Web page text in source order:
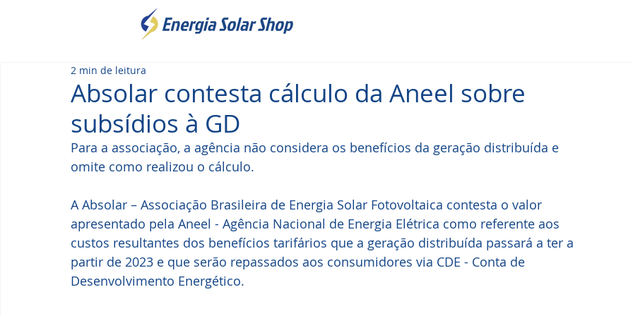
Absolar contesta cálculo da Aneel sobre
subsídios à GD
2 min de leitura
Para a associação, a agência não considera os benefícios da geração distribuída e
omite como realizou o cálculo.
A Absolar – Associação Brasileira de Energia Solar Fotovoltaica contesta o valor
apresentado pela Aneel - Agência Nacional de Energia Elétrica como referente aos
custos resultantes dos benefícios tarifários que a geração distribuída passará a ter a
partir de 2023 e que serão repassados aos consumidores via CDE - Conta de
Desenvolvimento Energético.